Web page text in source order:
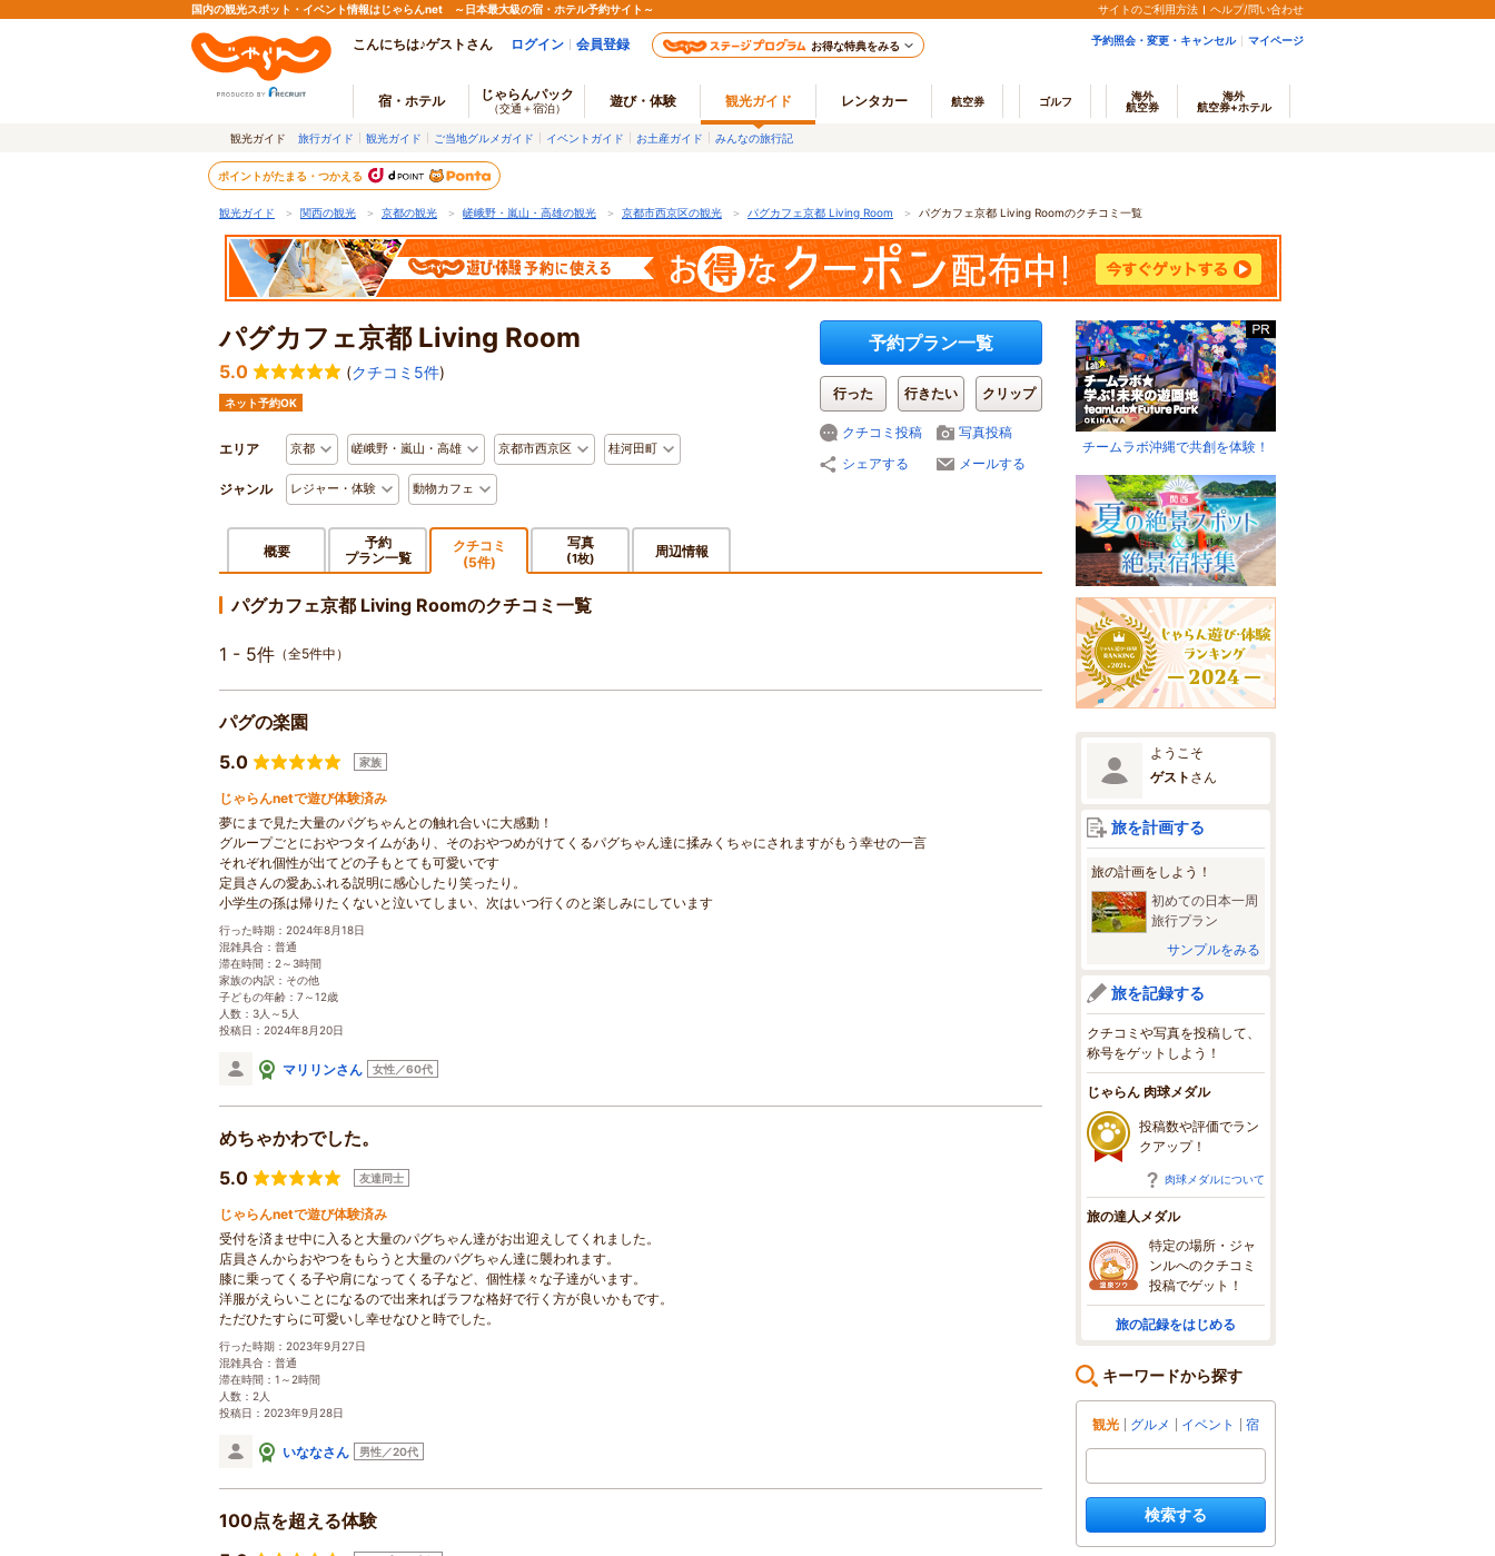
国内の観光スポット・イベント情報はじゃらんnet ～日本最大級の宿・ホテル予約サイト～ サイトのご利用方法 ヘルプ/問い合わせ
こんにちは♪ゲストさん ログイン 会員登録 お得な特典をみる 予約照会・変更・キャンセル マイページ
宿・ホテル じゃらんパック
（交通＋宿泊） 遊び・体験 観光ガイド レンタカー 航空券 ゴルフ
海外
航空券
海外
航空券+ホテル
観光ガイド 旅行ガイド 観光ガイド ご当地グルメガイド イベントガイド お土産ガイド みんなの旅行記
ポイントがたまる・つかえる
観光ガイド ＞ 関西の観光 ＞ 京都の観光 ＞ 嵯峨野・嵐山・高雄の観光 ＞ 京都市西京区の観光 ＞ パグカフェ京都 Living Room ＞ パグカフェ京都 Living Roomのクチコミ一覧
パグカフェ京都 Living Room
5.0 (クチコミ5件)
ネット予約OK
エリア 京都 嵯峨野・嵐山・高雄 京都市西京区 桂河田町
ジャンル レジャー・体験 動物カフェ
予約プラン一覧
行った 行きたい クリップ
クチコミ投稿
写真投稿
シェアする
メールする
概要
予約
プラン一覧
クチコミ
(5件)
写真
(1枚) 周辺情報
パグカフェ京都 Living Roomのクチコミ一覧
1 - 5件 （全5件中）
パグの楽園
5.0
家族
じゃらんnetで遊び体験済み
夢にまで見た大量のパグちゃんとの触れ合いに大感動！
グループごとにおやつタイムがあり、そのおやつめがけてくるパグちゃん達に揉みくちゃにされますがもう幸せの一言
それぞれ個性が出てどの子もとても可愛いです
定員さんの愛あふれる説明に感心したり笑ったり。
小学生の孫は帰りたくないと泣いてしまい、次はいつ行くのと楽しみにしています
行った時期：2024年8月18日
混雑具合：普通
滞在時間：2～3時間
家族の内訳：その他
子どもの年齢：7～12歳
人数：3人～5人
投稿日：2024年8月20日
マリリンさん 女性／60代
めちゃかわでした。
5.0
友達同士
じゃらんnetで遊び体験済み
受付を済ませ中に入ると大量のパグちゃん達がお出迎えしてくれました。
店員さんからおやつをもらうと大量のパグちゃん達に襲われます。
膝に乗ってくる子や肩になってくる子など、個性様々な子達がいます。
洋服がえらいことになるので出来ればラフな格好で行く方が良いかもです。
ただひたすらに可愛いし幸せなひと時でした。
行った時期：2023年9月27日
混雑具合：普通
滞在時間：1～2時間
人数：2人
投稿日：2023年9月28日
いななさん 男性／20代
100点を超える体験
チームラボ沖縄で共創を体験！
ようこそ
ゲスト さん
旅を計画する
旅の計画をしよう！
初めての日本一周
旅行プラン
サンプルをみる
旅を記録する
クチコミや写真を投稿して、
称号をゲットしよう！
じゃらん 肉球メダル
投稿数や評価でラン
クアップ！
肉球メダルについて
旅の達人メダル
特定の場所・ジャ
ンルへのクチコミ
投稿でゲット！
旅の記録をはじめる
キーワードから探す
観光 グルメ イベント 宿
検索する